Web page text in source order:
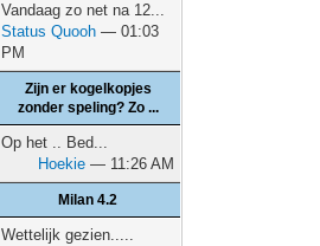
Vandaag zo net na 12...
Status Quooh — 01:03
PM
Zijn er kogelkopjes
zonder speling? Zo ...
Op het .. Bed...
Hoekie — 11:26 AM
Milan 4.2
Wettelijk gezien.....